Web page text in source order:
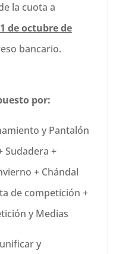
la cuota a
de octubre de
bancario.
por:
y Pantalón
Sudadera +
+ Chándal
de competición +
y Medias
y